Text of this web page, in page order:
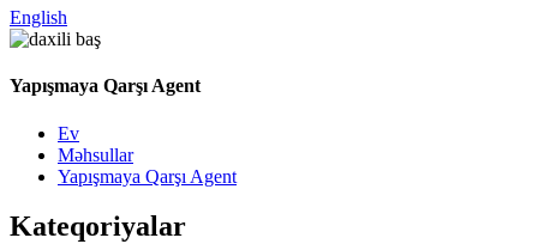
English
Yapışmaya Qarşı Agent
Ev
Məhsullar
Yapışmaya Qarşı Agent
Kateqoriyalar